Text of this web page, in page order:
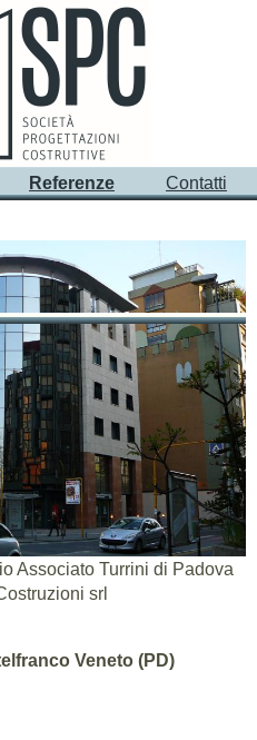
Referenze Contatti
strutture in c.a. - edifici ad
(TV)
sismica grado 2
Costruzioni (PD)
ad Albignasego (PD)
Associato Turrini di Padova
srl
Veneto (PD)